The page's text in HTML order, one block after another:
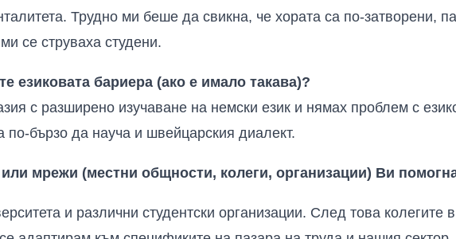
Трудно ми беше да свикна, че хората са по-затворени,
се струваха студени.
езиковата бариера (ако е имало такава)?
с разширено изучаване на немски език и нямах проблем с
по-бързо да науча и швейцарския диалект.
мрежи (местни общности, колеги, организации) Ви
и различни студентски организации. След това колегите